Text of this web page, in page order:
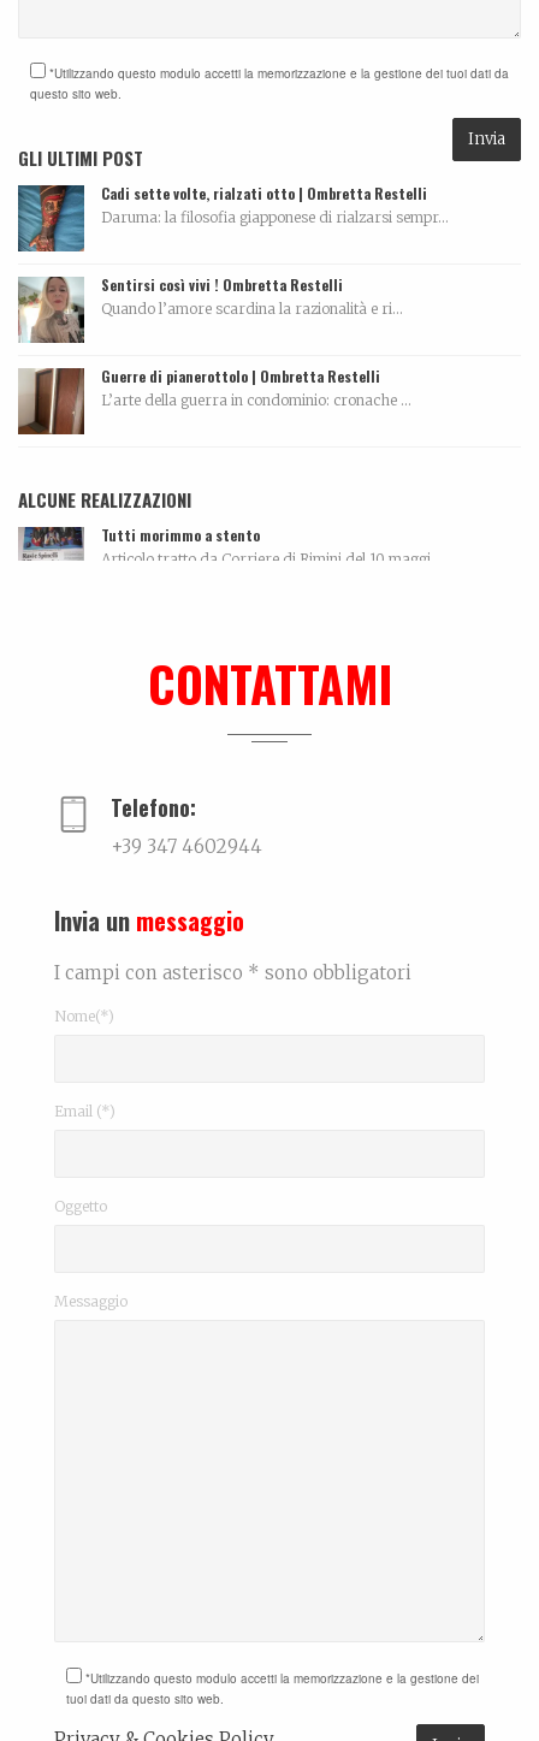
*Utilizzando questo modulo accetti la memorizzazione e la gestione dei tuoi dati da
questo sito web.
GLI ULTIMI POST
Cadi sette volte, rialzati otto | Ombretta Restelli
Daruma: la filosofia giapponese di rialzarsi sempr...
Sentirsi così vivi ! Ombretta Restelli
Quando l’amore scardina la razionalità e ri...
Guerre di pianerottolo | Ombretta Restelli
L’arte della guerra in condominio: cronache ...
ALCUNE REALIZZAZIONI
Tutti morimmo a stento
Articolo tratto da Corriere di Rimini del 10 maggi...
Dall'amore per la ceramica.Narra di come il potenz...
CONTATTAMI
Telefono:
+39 347 4602944
Invia un messaggio
I campi con asterisco * sono obbligatori
Nome(*)
Email (*)
Oggetto
Messaggio
*Utilizzando questo modulo accetti la memorizzazione e la gestione dei
tuoi dati da questo sito web.